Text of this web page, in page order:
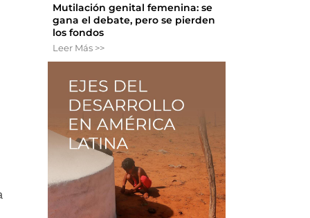
Mutilación genital femenina: se
gana el debate, pero se pierden
los fondos
Leer Más >>